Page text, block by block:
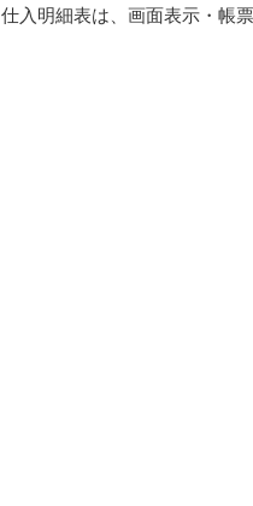
仕入明細表は、画面表示・帳